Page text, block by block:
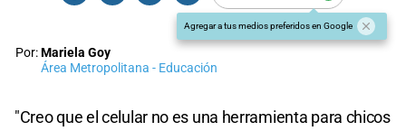
Agregar a tus medios preferidos en Google
Por:Mariela Goy
Área Metropolitana - Educación
"Creo que el celular no es una herramienta para chicos